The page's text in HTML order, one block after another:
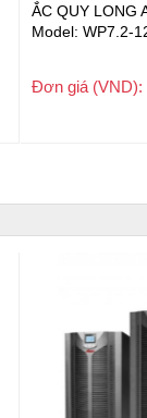
ẮC QUY LONG
Model: WP7.2-
Đơn giá (VND):